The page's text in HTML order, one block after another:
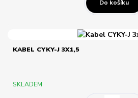
Do košíku
KABEL CYKY-J 3X1,5
SKLADEM